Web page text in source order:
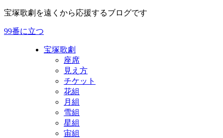
宝塚歌劇を遠くから応援するブログです
99番に立つ
宝塚歌劇
座席
見え方
チケット
花組
月組
雪組
星組
宙組